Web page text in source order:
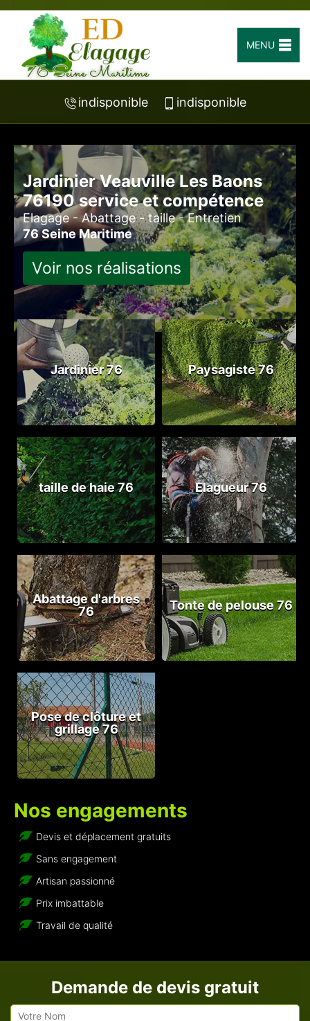
MENU
indisponible indisponible
Jardinier Veauville Les Baons
76190 service et compétence
Elagage - Abattage - taille - Entretien
76 Seine Maritime
Voir nos réalisations
Jardinier 76 Paysagiste 76
taille de haie 76 Elagueur 76
Abattage d'arbres
76
Tonte de pelouse 76
Pose de clôture et
grillage 76
Nos engagements
Devis et déplacement gratuits
Sans engagement
Artisan passionné
Prix imbattable
Travail de qualité
Demande de devis gratuit